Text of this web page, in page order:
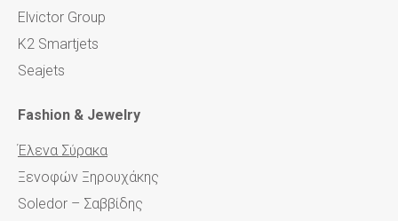
Elvictor Group
K2 Smartjets
Seajets
Fashion & Jewelry
Έλενα Σύρακα
Ξενοφών Ξηρουχάκης
Soledor – Σαββίδης